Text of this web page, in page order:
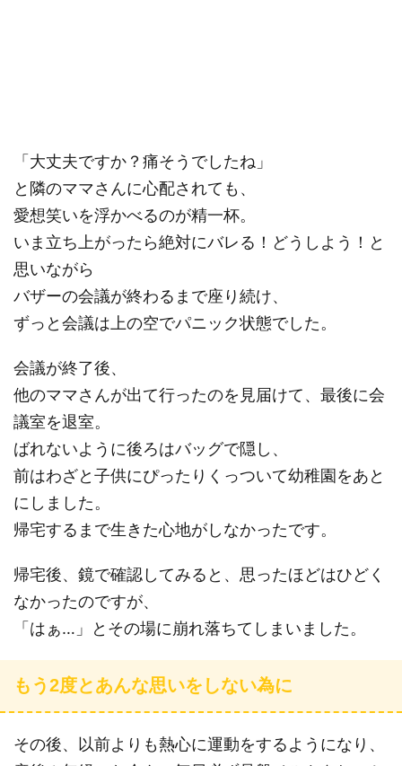
「大丈夫ですか？痛そうでしたね」
と隣のママさんに心配されても、
愛想笑いを浮かべるのが精一杯。
いま立ち上がったら絶対にバレる！どうしよう！と
思いながら
バザーの会議が終わるまで座り続け、
ずっと会議は上の空でパニック状態でした。
会議が終了後、
他のママさんが出て行ったのを見届けて、最後に会
議室を退室。
ばれないように後ろはバッグで隠し、
前はわざと子供にぴったりくっついて幼稚園をあと
にしました。
帰宅するまで生きた心地がしなかったです。
帰宅後、鏡で確認してみると、思ったほどはひどく
なかったのですが、
「はぁ…」とその場に崩れ落ちてしまいました。
もう2度とあんな思いをしない為に
その後、以前よりも熱心に運動をするようになり、